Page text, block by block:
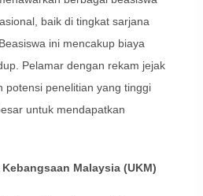
baik di tingkat sarjana
ini mencakup biaya
Pelamar dengan rekam jejak
potensi penelitian yang tinggi
untuk mendapatkan
Malaysia (UKM)